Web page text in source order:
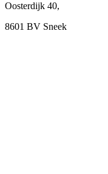
Oosterdijk 40,
8601 BV Sneek